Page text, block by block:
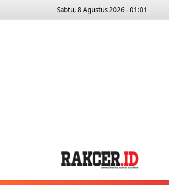
Sabtu, 8 Agustus 2026 - 01:01